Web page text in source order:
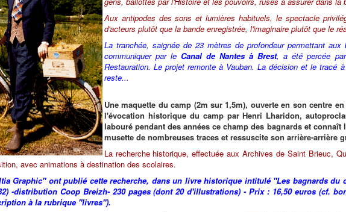
Aux antipodes des sons et lumières habituels, le spectacle
d'acteurs plutôt que la bande enregistrée, l'imaginaire plutôt que le
La tranchée, saignée de 23 mètres de profondeur permettant
communiquer par le Canal de Nantes à Brest, a été percée
Restauration. Le projet remonte à Vauban. La décision et le tracé
reste...
Une maquette du camp (2m sur 1,5m), ouverte en son centre
l'évocation historique du camp par Henri Lharidon,
labouré pendant des années ce champ des bagnards et
musette de nombreuses traces et ressuscite son arrière-arrière
La recherche historique, effectuée aux Archives de Saint Brieuc,
avec animations à destination des scolaires.
Graphic" ont publié cette recherche, dans un livre historique intitulé "Les bagnards du
-distribution Coop Breizh- 230 pages (dont 20 d'illustrations) - Prix : 16,50 euros (cf.
à la rubrique "livres").